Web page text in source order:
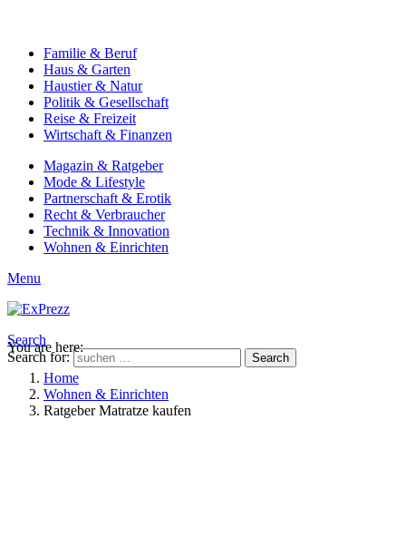
Familie & Beruf
Haus & Garten
Haustier & Natur
Politik & Gesellschaft
Reise & Freizeit
Wirtschaft & Finanzen
Magazin & Ratgeber
Mode & Lifestyle
Partnerschaft & Erotik
Recht & Verbraucher
Technik & Innovation
Wohnen & Einrichten
Menu
Search
Search for:
Search
You are here:
Home
Wohnen & Einrichten
Ratgeber Matratze kaufen